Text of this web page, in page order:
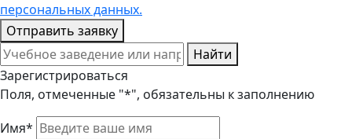
персональных данных.
Отправить заявку
Найти
Зарегистрироваться
Поля, отмеченные "*", обязательны к заполнению
Имя*